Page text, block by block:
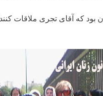
بود که آقای تجری ملاقات